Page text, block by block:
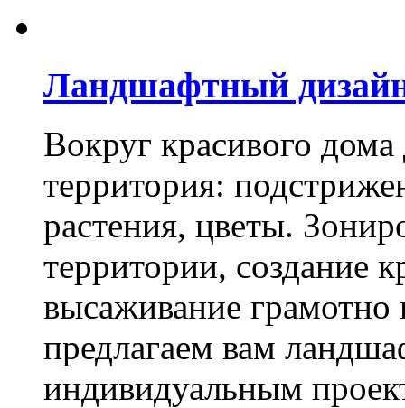
Ландшафтный
Вокруг красивого
территория:
растения, цветы.
территории, создание
высаживание
предлагаем вам
индивидуальным